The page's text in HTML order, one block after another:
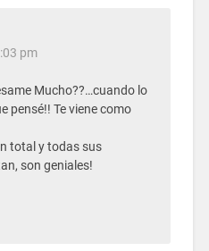
pm
Mucho??…cuando lo
pensé!! Te viene como
total y todas sus
son geniales!